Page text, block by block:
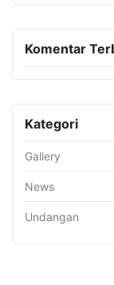
Komentar
Kategori
Gallery
News
Undangan